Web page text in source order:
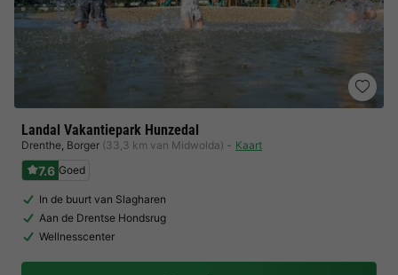
Landal Vakantiepark Hunzedal
Drenthe, Borger (33,3 km van Midwolda) Kaart
7.6 Goed
In de buurt van Slagharen
Aan de Drentse Hondsrug
Wellnesscenter